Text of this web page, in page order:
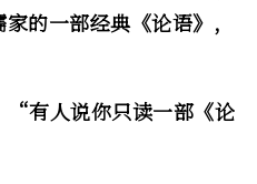
的一部经典《论语》，
“有人说你只读一部《论